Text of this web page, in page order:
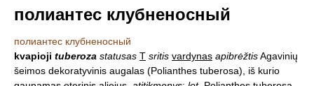
полиантес клубненосный
полиантес клубненосный
kvapioji tuberoza statusas T sritis vardynas apibrėžtisAgavinių
šeimos dekoratyvinis augalas (Polianthes tuberosa), iš kurio